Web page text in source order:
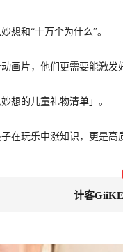
想和“十万个为什么”。
画片，他们更需要能激发
想的儿童礼物清单」。
在玩乐中涨知识，更是
计客